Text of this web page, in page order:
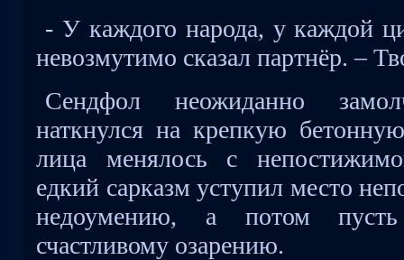
- У каждого народа, у каждой
невозмутимо сказал партнёр. –
Сендфол неожиданно
наткнулся на крепкую
лица менялось с
едкий сарказм уступил место
недоумению, а потом
счастливому озарению.